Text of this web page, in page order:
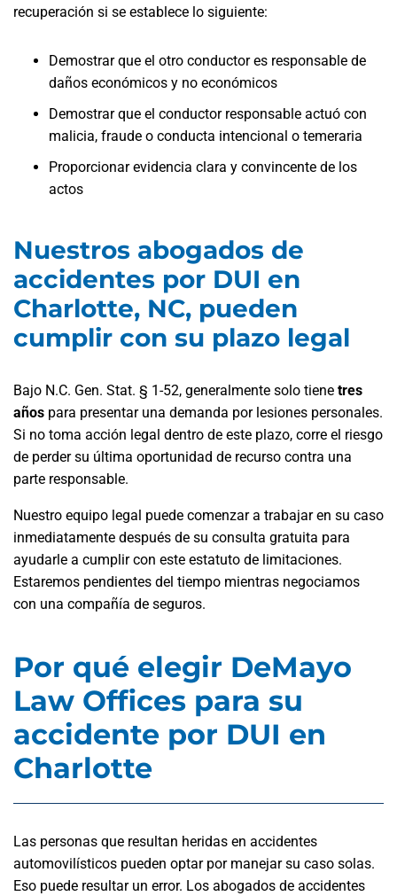
recuperación si se establece lo siguiente:
Demostrar que el otro conductor es responsable de
daños económicos y no económicos
Demostrar que el conductor responsable actuó con
malicia, fraude o conducta intencional o temeraria
Proporcionar evidencia clara y convincente de los
actos
Nuestros abogados de
accidentes por DUI en
Charlotte, NC, pueden
cumplir con su plazo legal
Bajo N.C. Gen. Stat. § 1-52, generalmente solo tiene tres
años para presentar una demanda por lesiones personales.
Si no toma acción legal dentro de este plazo, corre el riesgo
de perder su última oportunidad de recurso contra una
parte responsable.
Nuestro equipo legal puede comenzar a trabajar en su caso
inmediatamente después de su consulta gratuita para
ayudarle a cumplir con este estatuto de limitaciones.
Estaremos pendientes del tiempo mientras negociamos
con una compañía de seguros.
Por qué elegir DeMayo
Law Offices para su
accidente por DUI en
Charlotte
Las personas que resultan heridas en accidentes
automovilísticos pueden optar por manejar su caso solas.
Eso puede resultar un error. Los abogados de accidentes